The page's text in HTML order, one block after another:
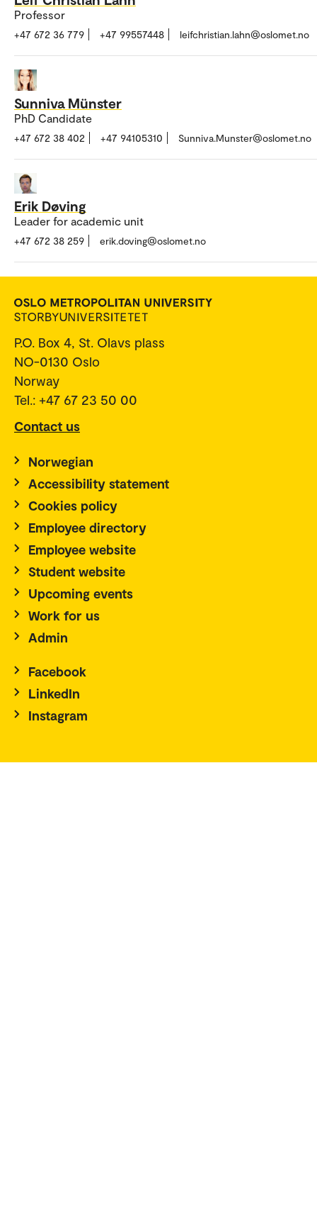
Professor
+47 672 36 779 +47 99557448 leifchristian.lahn@oslomet.no
Sunniva Münster
PhD Candidate
+47 672 38 402 +47 94105310 Sunniva.Munster@oslomet.no
Erik Døving
Leader for academic unit
+47 672 38 259 erik.doving@oslomet.no
P.O. Box 4, St. Olavs plass
NO-0130 Oslo
Norway
Tel.: +47 67 23 50 00
Contact us
Norwegian
Accessibility statement
Cookies policy
Employee directory
Employee website
Student website
Upcoming events
Work for us
Admin
Facebook
LinkedIn
Instagram